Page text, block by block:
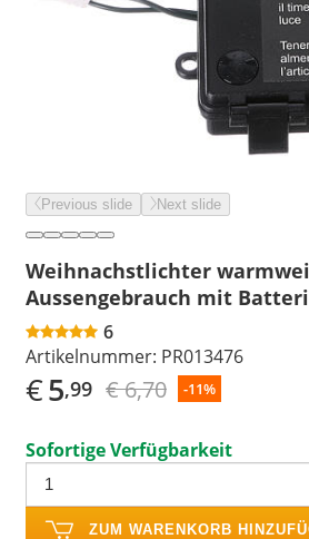
Previous slide Next slide
Weihnachstlichter
Aussengebrauch mit
6
Artikelnummer: PR013476
€5,99 € 6,70 -11%
Sofortige Verfügbarkeit
ZUM WARENKORB